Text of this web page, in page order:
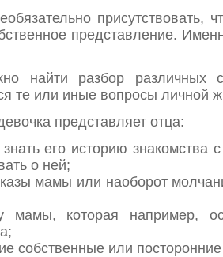
присутствовать,
представление.
найти разбор различных
те или иные вопросы личной
представляет отца:
его историю знакомства
о ней;
мамы или наоборот
мамы, которая например,
собственные или